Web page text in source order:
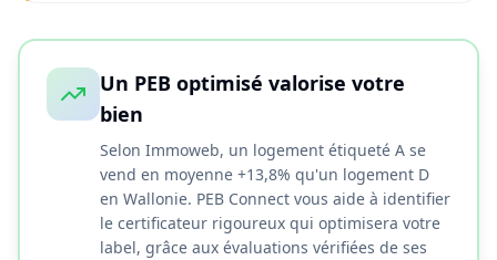
Un PEB optimisé valorise votre
bien
Selon Immoweb, un logement étiqueté A se
vend en moyenne +13,8% qu'un logement D
en Wallonie. PEB Connect vous aide à identifier
le certificateur rigoureux qui optimisera votre
label, grâce aux évaluations vérifiées de ses